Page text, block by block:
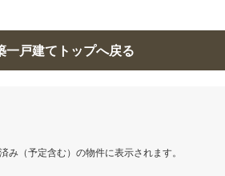
一戸建てトップへ戻る
み（予定含む）の物件に表示されます。